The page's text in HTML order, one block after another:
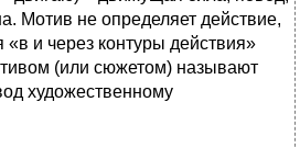
Мотив не определяет действие,
«в и через контуры действия»
(или сюжетом) называют
художественному